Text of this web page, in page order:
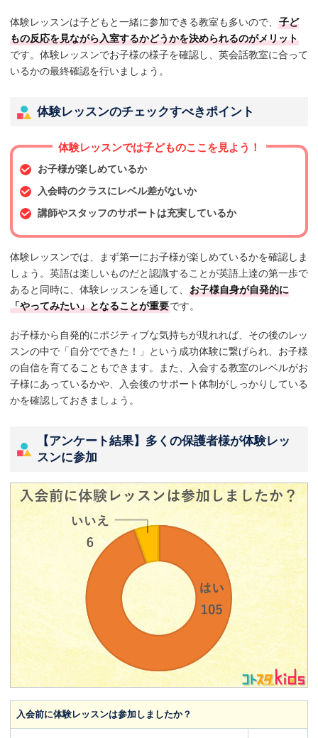
体験レッスンは子どもと一緒に参加できる教室も多いので、 子ど
もの反応を見ながら入室するかどうかを決められるのがメリット
です。体験レッスンでお子様の様子を確認し、英会話教室に合って
いるかの最終確認を行いましょう。
体験レッスンのチェックすべきポイント
体験レッスンでは子どものここを見よう！
お子様が楽しめているか
入会時のクラスにレベル差がないか
講師やスタッフのサポートは充実しているか
体験レッスンでは、まず第一にお子様が楽しめているかを確認しま
しょう。英語は楽しいものだと認識することが英語上達の第一歩で
あると同時に、体験レッスンを通して、 お子様自身が自発的に
「やってみたい」となることが重要です。
お子様から自発的にポジティブな気持ちが現れれば、その後のレッ
スンの中で「自分でできた！」という成功体験に繋げられ、お子様
の自信を育てることもできます。また、入会する教室のレベルがお
子様にあっているかや、入会後のサポート体制がしっかりしている
かを確認しておきましょう。
【アンケート結果】多くの保護者様が体験レッ
スンに参加
入会前に体験レッスンは参加しましたか？